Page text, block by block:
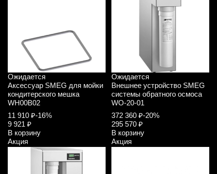
Ожидается
Аксессуар SMEG для мойки
кондитерского мешка
WH00B02
11 910 ₽-16%
9 921 ₽
В корзину
Акция
Ожидается
Внешнее устройство SMEG
системы обратного осмоса
WO-20-01
372 360 ₽-20%
295 570 ₽
В корзину
Акция